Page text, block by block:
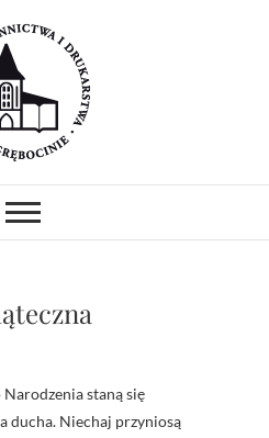
i
w
KOŚCIELE.
staną się
ducha. Niechaj przyniosą